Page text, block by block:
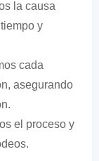
la causa
y
cada
asegurando
el proceso y